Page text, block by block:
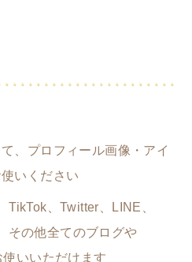
、プロフィール画像・アイ
いください
TikTok、Twitter、LINE、
その他全てのブログや
いいただけます